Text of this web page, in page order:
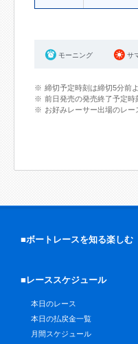
モーニング サ
締切予定時刻は締切5分前
前日発売の発売終了予定時
お好みレーサー出場のレー
■ボートレースを知る楽しむ
■レーススケジュール
本日のレース
本日の払戻金一覧
月間スケジュール